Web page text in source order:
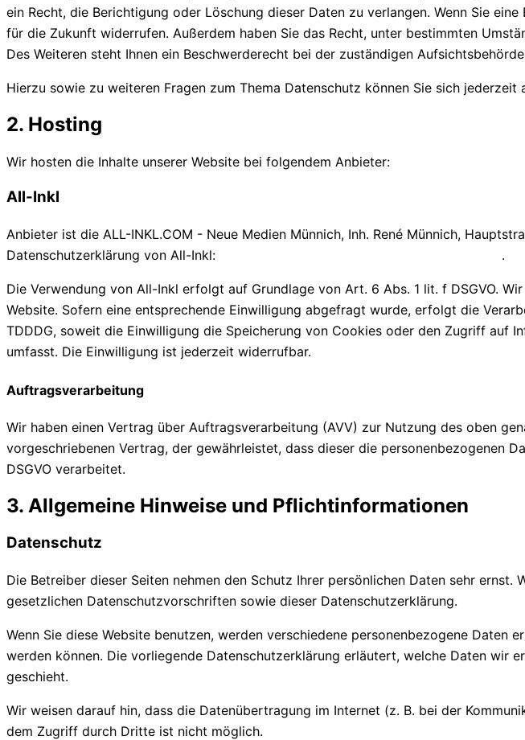
ein Recht, die Berichtigung oder Löschung dieser Daten zu verlangen. Wenn Sie
für die Zukunft widerrufen. Außerdem haben Sie das Recht, unter bestimmten
Des Weiteren steht Ihnen ein Beschwerderecht bei der zuständigen
Hierzu sowie zu weiteren Fragen zum Thema Datenschutz können Sie sich jederzeit
2. Hosting
Wir hosten die Inhalte unserer Website bei folgendem Anbieter:
All-Inkl
Anbieter ist die ALL-INKL.COM - Neue Medien Münnich, Inh. René Münnich,
Datenschutzerklärung von All-Inkl:
.
Die Verwendung von All-Inkl erfolgt auf Grundlage von Art. 6 Abs. 1 lit. f DSGVO.
Website. Sofern eine entsprechende Einwilligung abgefragt wurde, erfolgt die
TDDDG, soweit die Einwilligung die Speicherung von Cookies oder den Zugriff auf
umfasst. Die Einwilligung ist jederzeit widerrufbar.
Auftragsverarbeitung
Wir haben einen Vertrag über Auftragsverarbeitung (AVV) zur Nutzung des oben
vorgeschriebenen Vertrag, der gewährleistet, dass dieser die personenbezogenen
DSGVO verarbeitet.
3. Allgemeine Hinweise und Pflicht­informationen
Datenschutz
Die Betreiber dieser Seiten nehmen den Schutz Ihrer persönlichen Daten sehr
gesetzlichen Datenschutzvorschriften sowie dieser Datenschutzerklärung.
Wenn Sie diese Website benutzen, werden verschiedene personenbezogene
werden können. Die vorliegende Datenschutzerklärung erläutert, welche Daten wir
geschieht.
Wir weisen darauf hin, dass die Datenübertragung im Internet (z. B. bei der
dem Zugriff durch Dritte ist nicht möglich.